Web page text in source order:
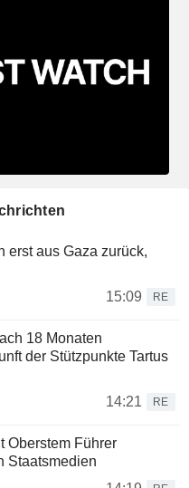
erst aus Gaza zurück,
15:09
RE
18 Monaten
der Stützpunkte Tartus
14:21
RE
Oberstem Führer
Staatsmedien